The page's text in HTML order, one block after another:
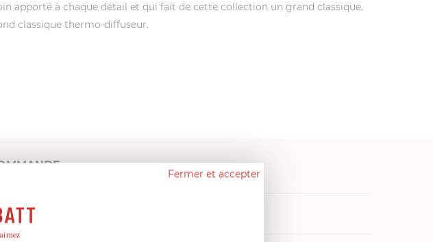
apporté à chaque détail et qui fait de cette collection un grand classique.
classique thermo-diffuseur.
Fermer et accepter